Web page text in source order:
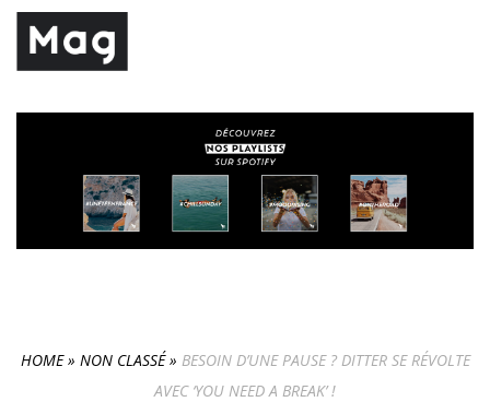
HOME» NON CLASSÉ» BESOIN D’UNE PAUSE ? DITTER SE RÉVOLTE
AVEC ‘YOU NEED A BREAK’ !